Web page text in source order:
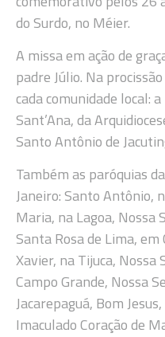
do Surdo, no Méier.
A missa em ação de
padre Júlio. Na
cada comunidade local:
Sant’Ana, da
Santo Antônio de
Também as paróquias
Janeiro: Santo Antônio,
Maria, na Lagoa, Nossa
Santa Rosa de Lima, em
Xavier, na Tijuca,
Campo Grande, Nossa
Jacarepaguá, Bom
Imaculado Coração de